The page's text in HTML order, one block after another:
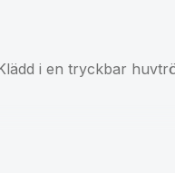
i en tryckbar